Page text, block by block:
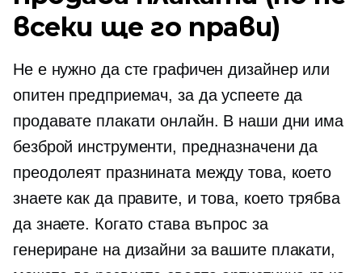
всеки ще го прави)
Не е нужно да сте графичен дизайнер или
опитен предприемач, за да успеете да
продавате плакати онлайн. В наши дни има
безброй инструменти, предназначени да
преодолеят празнината между това, което
знаете как да правите, и това, което трябва
да знаете. Когато става въпрос за
генериране на дизайни за вашите плакати,